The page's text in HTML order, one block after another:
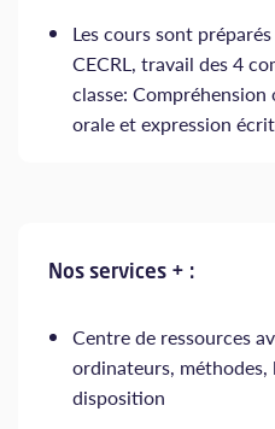
Les cours sont
CECRL, travail des 4
classe:
orale et expression
Nos services + :
Centre de ressources
ordinateurs, méthodes,
disposition